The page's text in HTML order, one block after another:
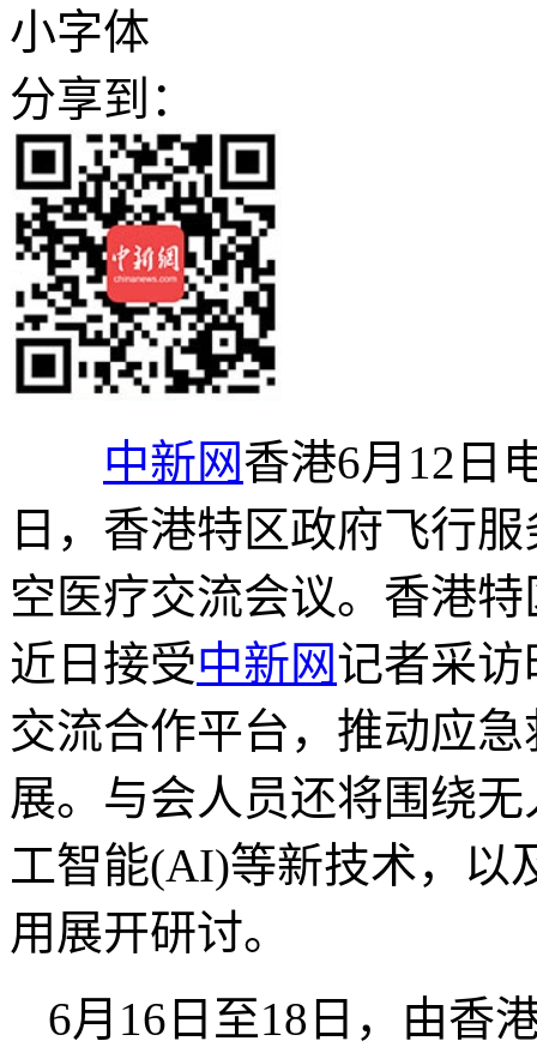
小字体
分享到：
中新网香港6月12日
日，香港特区政府飞行
空医疗交流会议。香港
近日接受中新网记者采
交流合作平台，推动应
展。与会人员还将围绕
工智能(AI)等新技术，以
用展开研讨。
6月16日至18日，由香